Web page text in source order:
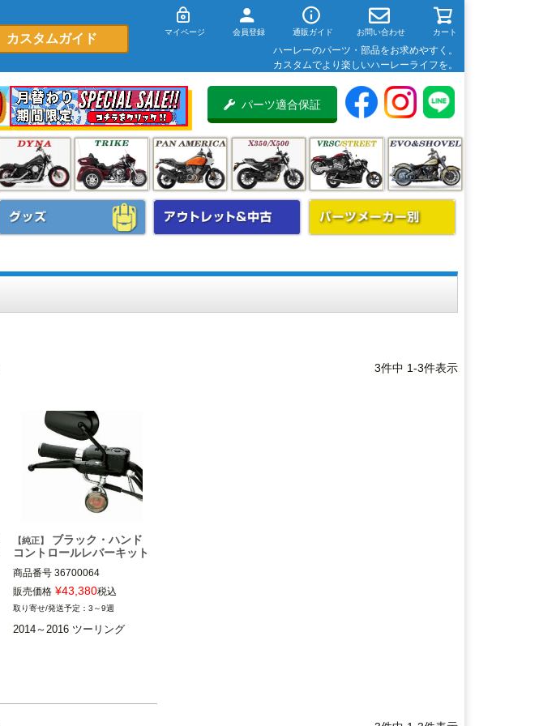
カスタムガイド マイページ 会員登録 通販ガイド お問い合わせ カート
ハーレーのパーツ・部品をお求めやすく。
カスタムでより楽しいハーレーライフを。
パーツ適合保証
3件中 1-3件表示
【純正】
ブラック・ハンド
コントロールレバーキット
商品番号36700064
2014～2016 ツーリング FLH
※ハイドロリック・クラッチ装
販売価格 ¥43,380税込
3～9週
2014～2016 ツーリング